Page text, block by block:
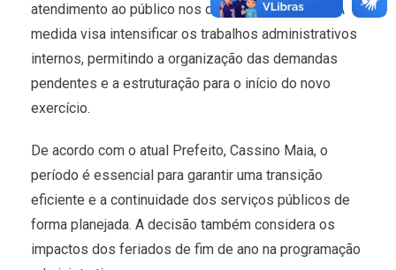
atendimento ao público nos dias 2 e 3 de janeiro. A
medida visa intensificar os trabalhos administrativos
internos, permitindo a organização das demandas
pendentes e a estruturação para o início do novo
exercício.
De acordo com o atual Prefeito, Cassino Maia, o
período é essencial para garantir uma transição
eficiente e a continuidade dos serviços públicos de
forma planejada. A decisão também considera os
impactos dos feriados de fim de ano na programação